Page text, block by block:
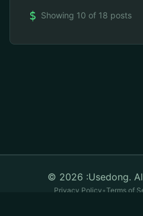
$ Showing 10 of 18 posts
© 2026 :Usedong.
Privacy Policy•Terms of